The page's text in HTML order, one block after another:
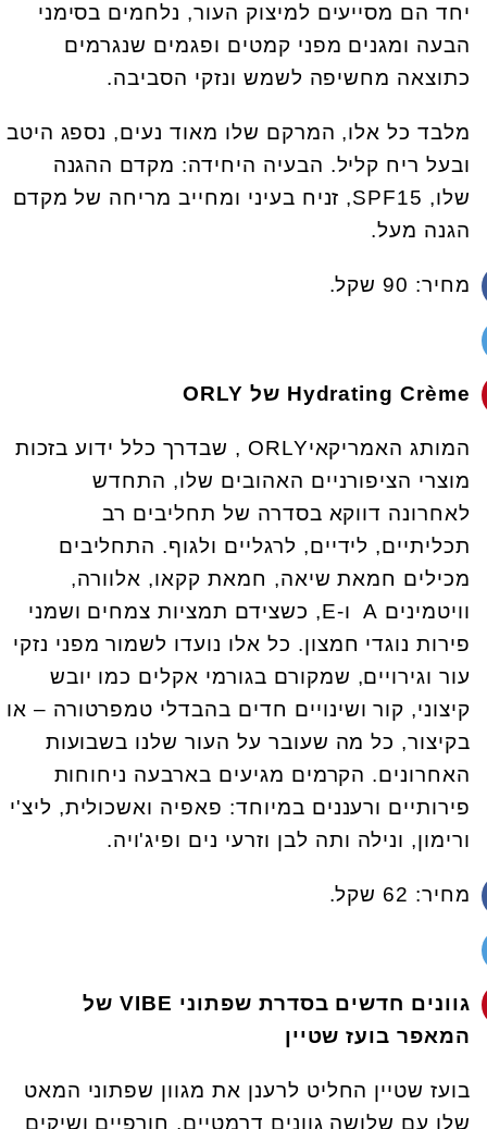
יחד הם מסייעים למיצוק העור, נלחמים בסימני
הבעה ומגנים מפני קמטים ופגמים שנגרמים
כתוצאה מחשיפה לשמש ונזקי הסביבה.
מלבד כל אלו, המרקם שלו מאוד נעים, נספג היטב
ובעל ריח קליל. הבעיה היחידה: מקדם ההגנה
שלו, SPF15, זניח בעיני ומחייב מריחה של מקדם
הגנה מעל.
מחיר: 90 שקל.
Hydrating Crème של ORLY
המותג האמריקאיORLY , שבדרך כלל ידוע בזכות
מוצרי הציפורניים האהובים שלו, התחדש
לאחרונה דווקא בסדרה של תחליבים רב
תכליתיים, לידיים, לרגליים ולגוף. התחליבים
מכילים חמאת שיאה, חמאת קקאו, אלוורה,
וויטמינים A ו-E, כשצידם תמציות צמחים ושמני
פירות נוגדי חמצון. כל אלו נועדו לשמור מפני נזקי
עור וגירויים, שמקורם בגורמי אקלים כמו יובש
קיצוני, קור ושינויים חדים בהבדלי טמפרטורה – או
בקיצור, כל מה שעובר על העור שלנו בשבועות
האחרונים. הקרמים מגיעים בארבעה ניחוחות
פירותיים ורעננים במיוחד: פאפיה ואשכולית, ליצ'י
ורימון, ונילה ותה לבן וזרעי נים ופיג'ויה.
מחיר: 62 שקל.
גוונים חדשים בסדרת שפתוני VIBEשל
המאפר בועז שטיין
בועז שטיין החליט לרענן את מגוון שפתוני המאט
שלו עם שלושה גוונים דרמטיים, חורפיים ושיקים